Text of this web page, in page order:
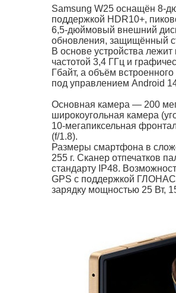
Samsung W25 оснащён 8-
поддержкой HDR10+,
6,5-дюймовый внешний
обновления, защищённый
В основе устройства
частотой 3,4 ГГц и
Гбайт, а объём
под управлением Android
Основная камера — 200
широкоугольная камера
10-мегапиксельная
(f/1.8).
Размеры смартфона в
255 г. Сканер отпечатков
стандарту IP48.
GPS с поддержкой
зарядку мощностью 25 Вт,